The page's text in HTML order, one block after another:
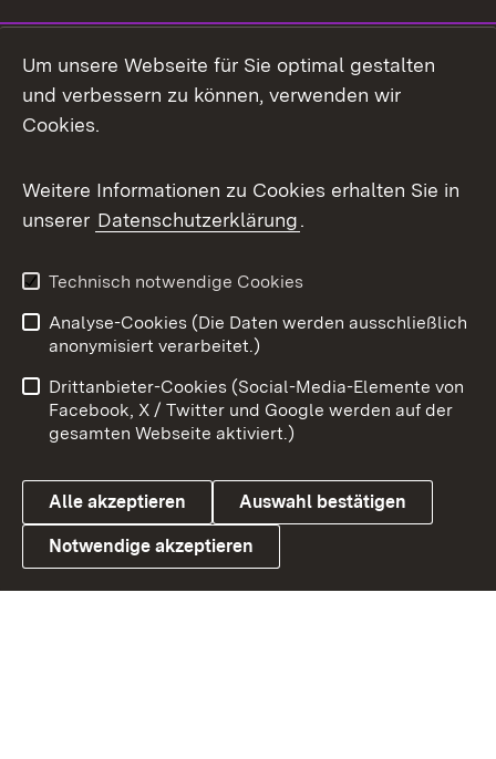
Facebook
X / Twitter
Youtube
Link zum Landesportal
Impressum
Kontakt
Barrierefreiheit
Datenschutz
Cookies
Um unsere Webseite für Sie optimal gestalten
und verbessern zu können, verwenden wir
Cookies.
Weitere Informationen zu Cookies erhalten Sie in
unserer Datenschutzerklärung.
Technisch notwendige Cookies
Analyse-Cookies (Die Daten werden ausschließlich
anonymisiert verarbeitet.)
Drittanbieter-Cookies (Social-Media-Elemente von
Facebook, X / Twitter und Google werden auf der
gesamten Webseite aktiviert.)
Alle akzeptieren Auswahl bestätigen
Notwendige akzeptieren